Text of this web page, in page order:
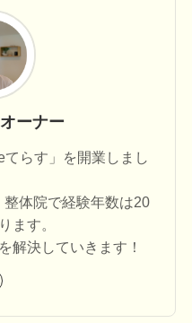
ーナー
らす」を開業しまし
体院で経験年数は20
ます。
解決していきます！